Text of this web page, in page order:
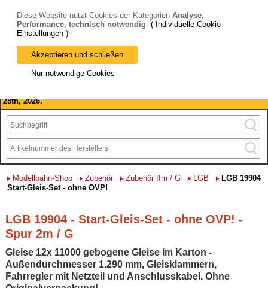
Bitte beachten Sie: wir machen Betriebsferien, vom 03. bis 28.
August 2026 haben wir geschlossen.
28th, 2026.
Modellbahn-Shop Zubehör Zubehör IIm / G LGB
LGB 19904
Start-Gleis-Set - ohne OVP!
LGB 19904 - Start-Gleis-Set - ohne OVP! -
Spur 2m / G
Gleise 12x 11000 gebogene Gleise im Karton -
Außendurchmesser 1.290 mm, Gleisklammern,
Fahrregler mit Netzteil und Anschlusskabel. Ohne
Diese Website nutzt Cookies der Kategorien Analyse,
Performance, technisch notwendig. ( Individuelle Cookie
Einstellungen )
Akzeptieren und schließen
Nur notwendige Cookies